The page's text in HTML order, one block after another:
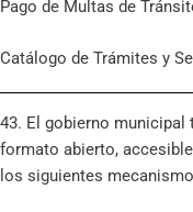
Pago de Multas de
Catálogo de Trámites y
43. El gobierno municipal
formato abierto,
los siguientes